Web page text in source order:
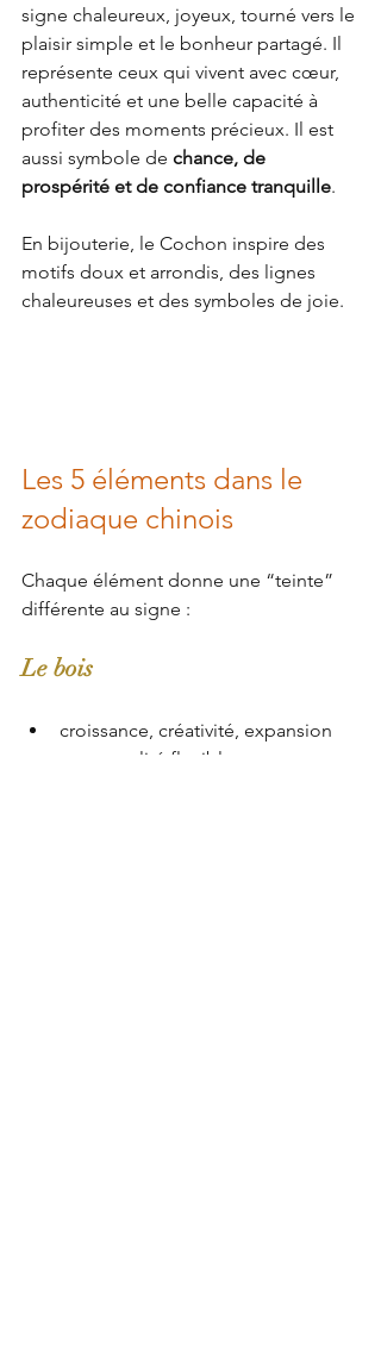
signe chaleureux, joyeux, tourné vers le
plaisir simple et le bonheur partagé. Il
représente ceux qui vivent avec cœur,
authenticité et une belle capacité à
profiter des moments précieux. Il est
aussi symbole de chance, de
prospérité et de confiance tranquille.
En bijouterie, le Cochon inspire des
motifs doux et arrondis, des lignes
chaleureuses et des symboles de joie.
Les 5 éléments dans le
zodiaque chinois
Chaque élément donne une “teinte”
différente au signe :
Le bois
croissance, créativité, expansion
personnalité flexible,